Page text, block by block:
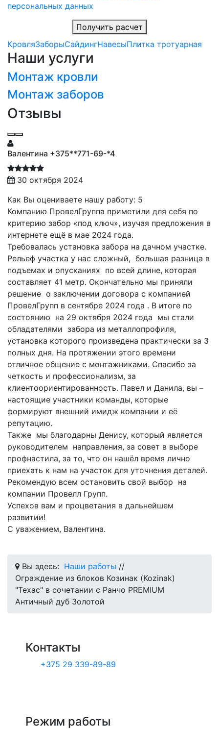
КровляЗаборыСайдингНавесыПлитка тротуарная
персональных данных
Получить расчет
Наши услуги
Монтаж кровли
Монтаж заборов
Отзывы
Валентина +375**771-69-*4
30 октября 2024
Как Вы оцениваете нашу работу: 5
Компанию ПровелГруппа приметили для себя по
критерию забор «под ключ», изучая предложения в
интернете ещё в мае 2024 года.
Требовалась установка забора на дачном участке.
Рельеф участка у нас сложный, большая разница в
подъемах и опусканиях по всей длине, которая
составляет 41 метр. Окончательно мы приняли
решение о заключении договора с компанией
ПровелГрупп в сентябре 2024 года . В итоге по
состоянию на 29 октября 2024 года мы стали
обладателями забора из металлопрофиля,
установка которого произведена практически за 3
полных дня. На протяжении этого времени
отличное общение с монтажниками. Спасибо за
четкость и профессионализм, за
клиентоориентированность. Павел и Данила, вы –
настоящие участники команды, которые
формируют внешний имидж компании и её
репутацию.
Также мы благодарны Денису, который является
руководителем направления, за совет в выборе
профнастила, за то, что он нашёл время лично
приехать к нам на участок для уточнения деталей.
Рекомендую всем остановить свой выбор на
компании Провелл Групп.
Успехов вам и процветания в дальнейшем
развитии!
С уважением, Валентина.
Вы здесь: Наши работы //
Ограждение из блоков Козинак (Kozinak)
"Техас" в сочетании с Ранчо PREMIUM
Античный дуб Золотой
Контакты
+375 29 339-89-89
Режим работы